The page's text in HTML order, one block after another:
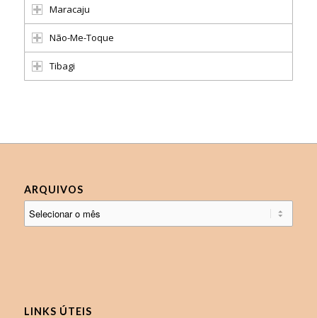
Maracaju
Não-Me-Toque
Tibagi
ARQUIVOS
LINKS ÚTEIS